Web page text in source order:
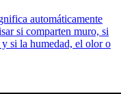
automáticamente
si comparten muro, si
si la humedad, el olor o